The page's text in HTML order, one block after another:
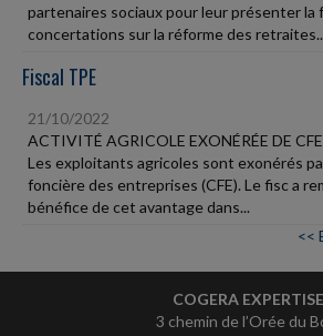
partenaires sociaux pour leur présenter la
concertations sur la réforme des
Fiscal TPE
21/10/2022
ACTIVITÉ AGRICOLE EXONÉRÉE DE CFE
Les exploitants agricoles sont exonérés
foncière des entreprises (CFE). Le fisc a
bénéfice de cet avantage dans...
<<
COGERA EXPERTISE
3 chemin de l’Orée du